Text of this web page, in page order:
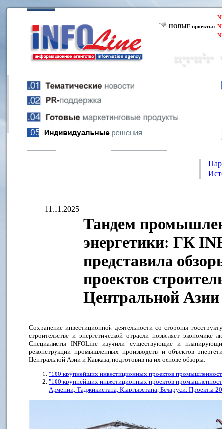
НОВЫЕ проекты:
11.11.2025
Тандем
энергетики: ГК
представила
проектов
Центральной Азии
Сохранение инвестиционной деятельности со стороны
строительстве и энергетической отрасли позволяет
Специалисты INFOLine изучили существующие и
реконструкции промышленных производств и объектов
Центральной Азии и Кавказа, подготовив на их основе обзоры:
"100 крупнейших инвестиционных проектов
"100 крупнейших инвестиционных проектов
Армении, Таджикистана, Кыргызстана, Беларуси. Проекты